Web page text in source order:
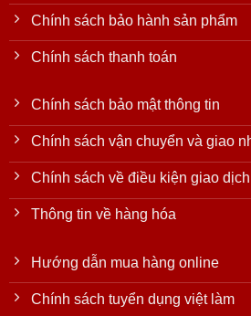
Chính sách bảo hành sản phẩm
Chính sách thanh toán
Chính sách bảo mật thông tin
Chính sách vận chuyển và giao
Chính sách về điều kiện giao dịch
Thông tin về hàng hóa
Hướng dẫn mua hàng online
Chính sách tuyển dụng việt làm